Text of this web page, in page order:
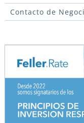
Contacto de